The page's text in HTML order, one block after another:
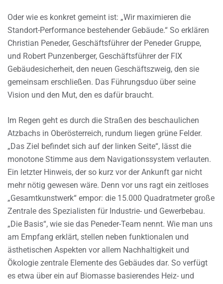
Oder wie es konkret gemeint ist: „Wir maximieren die
Standort-Performance bestehender Gebäude.“ So erklären
Christian Peneder, Geschäftsführer der Peneder Gruppe,
und Robert Punzenberger, Geschäftsführer der FIX
Gebäudesicherheit, den neuen Geschäftszweig, den sie
gemeinsam erschließen. Das Führungsduo über seine
Vision und den Mut, den es dafür braucht.
Im Regen geht es durch die Straßen des beschaulichen
Atzbachs in Oberösterreich, rundum liegen grüne Felder.
„Das Ziel befindet sich auf der linken Seite“, lässt die
monotone Stimme aus dem Navigationssystem verlauten.
Ein letzter Hinweis, der so kurz vor der Ankunft gar nicht
mehr nötig gewesen wäre. Denn vor uns ragt ein zeitloses
„Gesamtkunstwerk“ empor: die 15.000 Quadratmeter große
Zentrale des Spezialisten für Industrie- und Gewerbebau.
„Die Basis“, wie sie das Peneder-Team nennt. Wie man uns
am Empfang erklärt, stellen neben funktionalen und
ästhetischen Aspekten vor allem Nachhaltigkeit und
Ökologie zentrale Elemente des Gebäudes dar. So verfügt
es etwa über ein auf Biomasse basierendes Heiz- und